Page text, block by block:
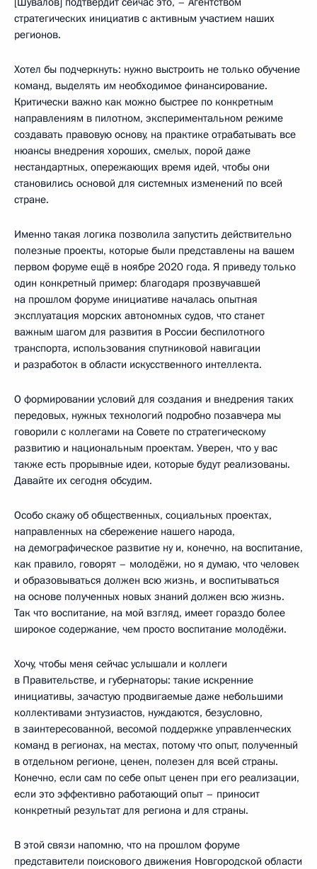
стратегических инициатив с активным участием наших
регионов.
Хотел бы подчеркнуть: нужно выстроить не только обучение
команд, выделять им необходимое финансирование.
Критически важно как можно быстрее по конкретным
направлениям в пилотном, экспериментальном режиме
создавать правовую основу, на практике отрабатывать все
нюансы внедрения хороших, смелых, порой даже
нестандартных, опережающих время идей, чтобы они
становились основой для системных изменений по всей
стране.
Именно такая логика позволила запустить действительно
полезные проекты, которые были представлены на вашем
первом форуме ещё в ноябре 2020 года. Я приведу только
один конкретный пример: благодаря прозвучавшей
на прошлом форуме инициативе началась опытная
эксплуатация морских автономных судов, что станет
важным шагом для развития в России беспилотного
транспорта, использования спутниковой навигации
и разработок в области искусственного интеллекта.
О формировании условий для создания и внедрения таких
передовых, нужных технологий подробно позавчера мы
говорили с коллегами на Совете по стратегическому
развитию и национальным проектам. Уверен, что у вас
также есть прорывные идеи, которые будут реализованы.
Давайте их сегодня обсудим.
Особо скажу об общественных, социальных проектах,
направленных на сбережение нашего народа,
на демографическое развитие ну и, конечно, на воспитание,
как правило, говорят – молодёжи, но я думаю, что человек
и образовываться должен всю жизнь, и воспитываться
на основе полученных новых знаний должен всю жизнь.
Так что воспитание, на мой взгляд, имеет гораздо более
широкое содержание, чем просто воспитание молодёжи.
Хочу, чтобы меня сейчас услышали и коллеги
в Правительстве, и губернаторы: такие искренние
инициативы, зачастую продвигаемые даже небольшими
коллективами энтузиастов, нуждаются, безусловно,
в заинтересованной, весомой поддержке управленческих
команд в регионах, на местах, потому что опыт, полученный
в отдельном регионе, ценен, полезен для всей страны.
Конечно, если сам по себе опыт ценен при его реализации,
если это эффективно работающий опыт – приносит
конкретный результат для региона и для страны.
В этой связи напомню, что на прошлом форуме
представители поискового движения Новгородской области